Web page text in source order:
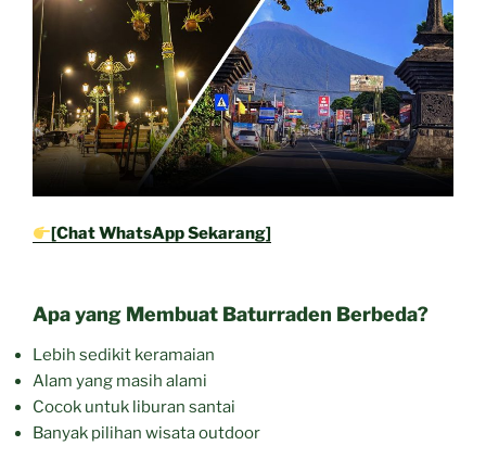
[Chat WhatsApp Sekarang]
Apa yang Membuat Baturraden Berbeda?
Lebih sedikit keramaian
Alam yang masih alami
Cocok untuk liburan santai
Banyak pilihan wisata outdoor